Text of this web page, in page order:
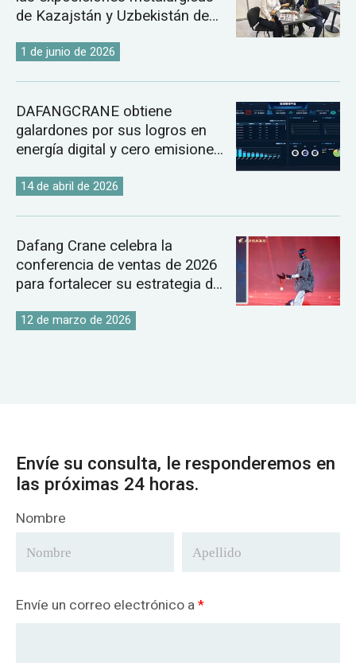
de Kazajstán y Uzbekistán de
1 de junio de 2026
DAFANGCRANE obtiene
galardones por sus logros en
energía digital y cero emisiones
14 de abril de 2026
Dafang Crane celebra la
conferencia de ventas de 2026
para fortalecer su estrategia de
12 de marzo de 2026
Envíe su consulta, le responderemos en
las próximas 24 horas.
Nombre
Envíe un correo electrónico a*